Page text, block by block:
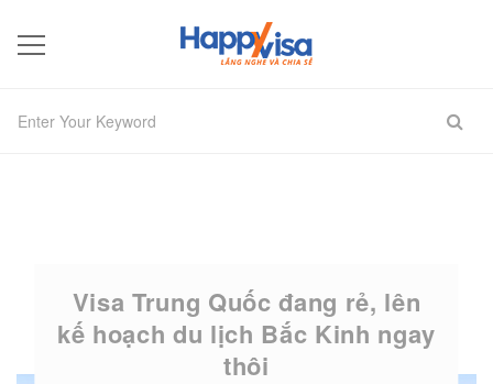
Visa Trung Quốc đang rẻ, lên
kế hoạch du lịch Bắc Kinh ngay
thôi